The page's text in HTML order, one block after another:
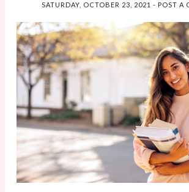
SATURDAY, OCTOBER 23, 2021 - POST A